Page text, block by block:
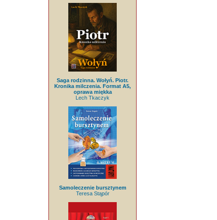
Saga rodzinna. Wołyń. Piotr.
Kronika milczenia. Format A5,
oprawa miękka
Lech Tkaczyk
Samoleczenie bursztynem
Teresa Stąpór